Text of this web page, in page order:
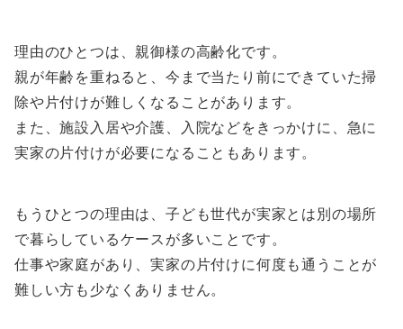
理由のひとつは、親御様の高齢化です。
親が年齢を重ねると、今まで当たり前にできていた掃
除や片付けが難しくなることがあります。
また、施設入居や介護、入院などをきっかけに、急に
実家の片付けが必要になることもあります。
もうひとつの理由は、子ども世代が実家とは別の場所
で暮らしているケースが多いことです。
仕事や家庭があり、実家の片付けに何度も通うことが
難しい方も少なくありません。